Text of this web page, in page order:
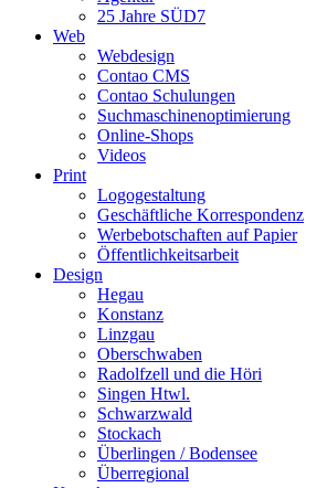
25 Jahre SÜD7
Web
Webdesign
Contao CMS
Contao Schulungen
Suchmaschinenoptimierung
Online-Shops
Videos
Print
Logogestaltung
Geschäftliche Korrespondenz
Werbebotschaften auf Papier
Öffentlichkeitsarbeit
Design
Hegau
Konstanz
Linzgau
Oberschwaben
Radolfzell und die Höri
Singen Htwl.
Schwarzwald
Stockach
Überlingen / Bodensee
Überregional